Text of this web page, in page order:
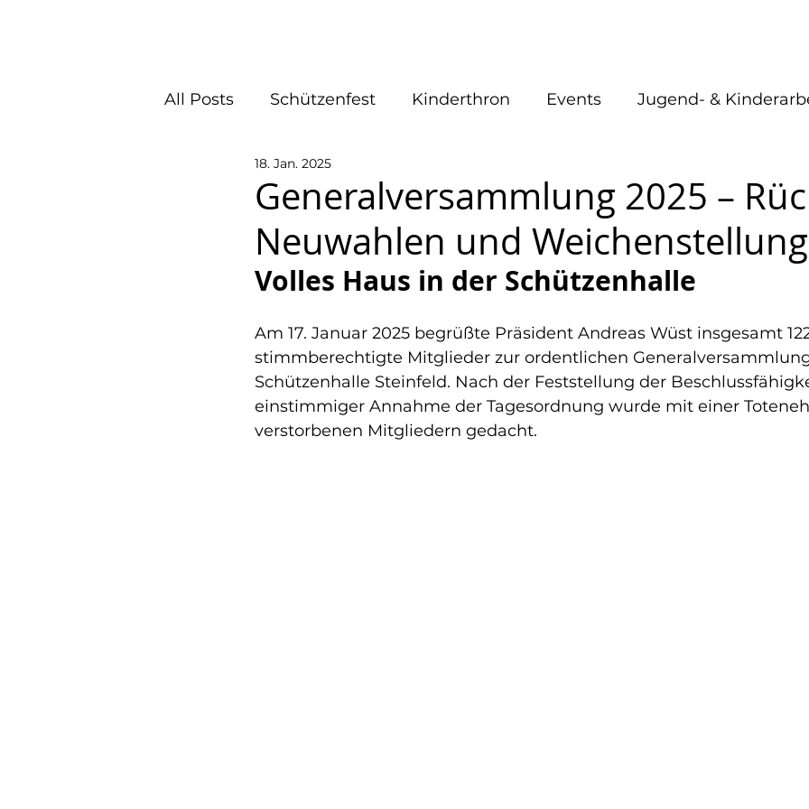
All Posts Schützenfest Kinderthron Events Jugend- &
Schießwettbewerbe
Generalversammlung 2025 –
Neuwahlen und Weichenstellung
18. Jan. 2025
Volles Haus in der Schützenhalle
Am 17. Januar 2025 begrüßte Präsident Andreas Wüst insgesamt
stimmberechtigte Mitglieder zur ordentlichen
Schützenhalle Steinfeld. Nach der Feststellung der
einstimmiger Annahme der Tagesordnung wurde mit einer
verstorbenen Mitgliedern gedacht.